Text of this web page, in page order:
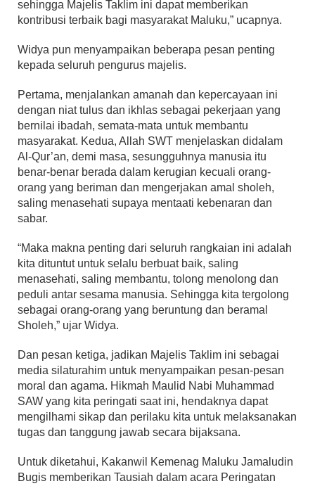
sehingga Majelis Taklim ini dapat memberikan
kontribusi terbaik bagi masyarakat Maluku,” ucapnya.
Widya pun menyampaikan beberapa pesan penting
kepada seluruh pengurus majelis.
Pertama, menjalankan amanah dan kepercayaan ini
dengan niat tulus dan ikhlas sebagai pekerjaan yang
bernilai ibadah, semata-mata untuk membantu
masyarakat. Kedua, Allah SWT menjelaskan didalam
Al-Qur’an, demi masa, sesungguhnya manusia itu
benar-benar berada dalam kerugian kecuali orang-
orang yang beriman dan mengerjakan amal sholeh,
saling menasehati supaya mentaati kebenaran dan
sabar.
“Maka makna penting dari seluruh rangkaian ini adalah
kita dituntut untuk selalu berbuat baik, saling
menasehati, saling membantu, tolong menolong dan
peduli antar sesama manusia. Sehingga kita tergolong
sebagai orang-orang yang beruntung dan beramal
Sholeh,” ujar Widya.
Dan pesan ketiga, jadikan Majelis Taklim ini sebagai
media silaturahim untuk menyampaikan pesan-pesan
moral dan agama. Hikmah Maulid Nabi Muhammad
SAW yang kita peringati saat ini, hendaknya dapat
mengilhami sikap dan perilaku kita untuk melaksanakan
tugas dan tanggung jawab secara bijaksana.
Untuk diketahui, Kakanwil Kemenag Maluku Jamaludin
Bugis memberikan Tausiah dalam acara Peringatan